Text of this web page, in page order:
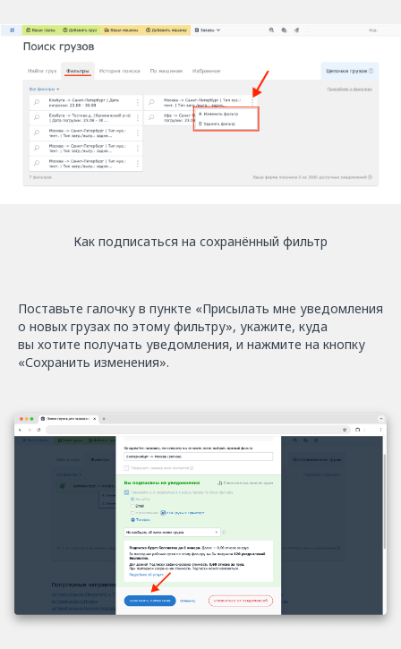
Как подписаться на сохранённый фильтр
Поставьте галочку в пункте «Присылать мне уведомления
о новых грузах по этому фильтру», укажите, куда
вы хотите получать уведомления, и нажмите на кнопку
«Сохранить изменения».